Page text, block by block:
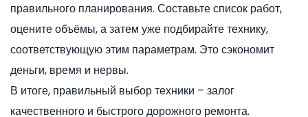
правильного планирования. Составьте список работ,
оцените объёмы, а затем уже подбирайте технику,
соответствующую этим параметрам. Это сэкономит
деньги, время и нервы.
В итоге, правильный выбор техники – залог
качественного и быстрого дорожного ремонта.